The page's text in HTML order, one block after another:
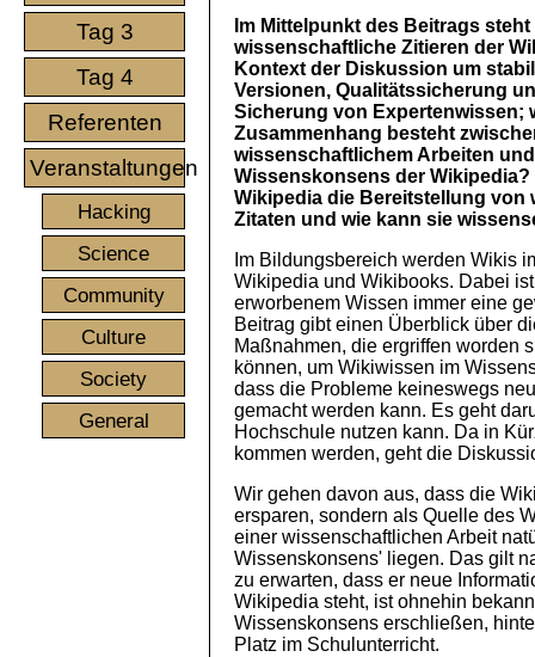
Tag 3
Tag 4
Referenten
Veranstaltungen
Hacking
Science
Community
Culture
Society
General
Im Mittelpunkt des Beitrags steht
wissenschaftliche Zitieren der
Kontext der Diskussion um
Versionen, Qualitätssicherung
Sicherung von Expertenwissen;
Zusammenhang besteht
wissenschaftlichem Arbeiten
Wissenskonsens der Wikipedia?
Wikipedia die Bereitstellung
Zitaten und wie kann sie
Im Bildungsbereich werden Wikis
Wikipedia und Wikibooks. Dabei
erworbenem Wissen immer eine
Beitrag gibt einen Überblick über
Maßnahmen, die ergriffen worden
können, um Wikiwissen im
dass die Probleme keineswegs
gemacht werden kann. Es geht
Hochschule nutzen kann. Da in
kommen werden, geht die
Wir gehen davon aus, dass die
ersparen, sondern als Quelle des
einer wissenschaftlichen Arbeit
Wissenskonsens' liegen. Das gilt
zu erwarten, dass er neue
Wikipedia steht, ist ohnehin
Wissenskonsens erschließen,
Platz im Schulunterricht.